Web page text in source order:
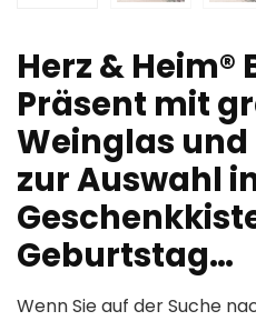
Herz & Heim®
Präsent mit
Weinglas und
zur Auswahl
Geburtstag…
Wenn Sie auf der Suche